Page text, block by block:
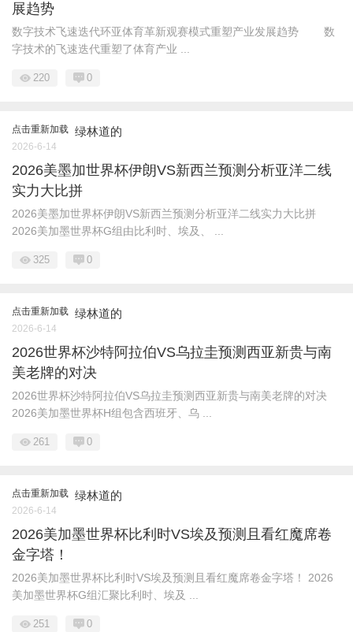
展趋势
数字技术飞速迭代环亚体育革新观赛模式重塑产业发展趋势 数
字技术的飞速迭代重塑了体育产业 ...
220 0
点击重新加载 绿林道的
2026-6-14
2026美墨加世界杯伊朗VS新西兰预测分析亚洋二线
实力大比拼
2026美墨加世界杯伊朗VS新西兰预测分析亚洋二线实力大比拼
2026美加墨世界杯G组由比利时、埃及、 ...
325 0
点击重新加载 绿林道的
2026-6-14
2026世界杯沙特阿拉伯VS乌拉圭预测西亚新贵与南
美老牌的对决
2026世界杯沙特阿拉伯VS乌拉圭预测西亚新贵与南美老牌的对决
2026美加墨世界杯H组包含西班牙、乌 ...
261 0
点击重新加载 绿林道的
2026-6-14
2026美加墨世界杯比利时VS埃及预测且看红魔席卷
金字塔！
2026美加墨世界杯比利时VS埃及预测且看红魔席卷金字塔！ 2026
美加墨世界杯G组汇聚比利时、埃及 ...
251 0